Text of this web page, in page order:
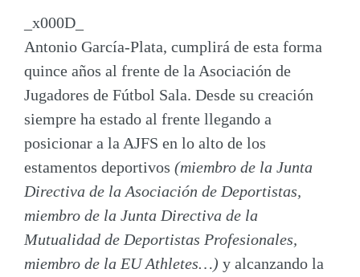
_x000D_
Antonio García-Plata, cumplirá de esta forma
quince años al frente de la Asociación de
Jugadores de Fútbol Sala. Desde su creación
siempre ha estado al frente llegando a
posicionar a la AJFS en lo alto de los
estamentos deportivos (miembro de la Junta
Directiva de la Asociación de Deportistas,
miembro de la Junta Directiva de la
Mutualidad de Deportistas Profesionales,
miembro de la EU Athletes…) y alcanzando la